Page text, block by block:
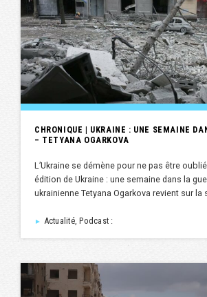
CHRONIQUE | UKRAINE : UNE SEMAINE
– TETYANA OGARKOVA
L’Ukraine se démène pour ne pas être
édition de Ukraine : une semaine dans la
ukrainienne Tetyana Ogarkova revient sur la
► Actualité, Podcast :